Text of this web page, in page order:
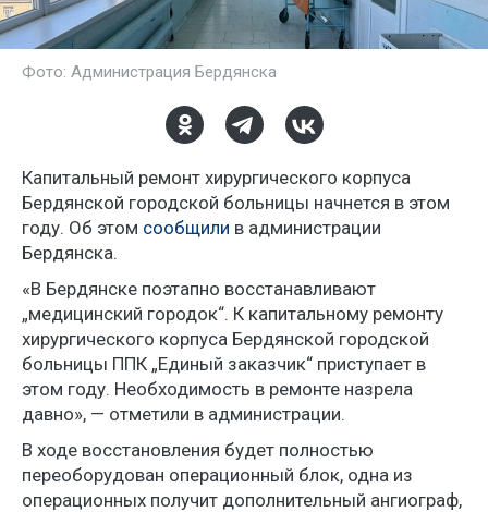
Фото: Администрация Бердянска
Капитальный ремонт хирургического корпуса
Бердянской городской больницы начнется в этом
году. Об этом сообщили в администрации
Бердянска.
«В Бердянске поэтапно восстанавливают
„медицинский городок“. К капитальному ремонту
хирургического корпуса Бердянской городской
больницы ППК „Единый заказчик“ приступает в
этом году. Необходимость в ремонте назрела
давно», — отметили в администрации.
В ходе восстановления будет полностью
переоборудован операционный блок, одна из
операционных получит дополнительный ангиограф,